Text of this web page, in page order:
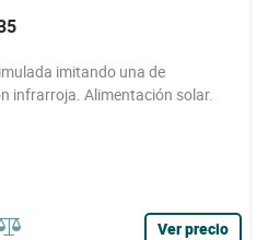
imitando una de
infrarroja. Alimentación solar.
Ver precio